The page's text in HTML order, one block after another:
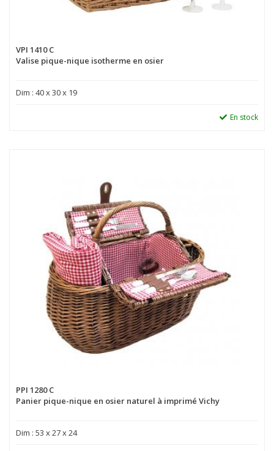
VPI 1410 C
Valise pique-nique isotherme en osier
Dim : 40 x 30 x 19
En stock
PPI 1280 C
Panier pique-nique en osier naturel à imprimé Vichy
Dim : 53 x 27 x 24